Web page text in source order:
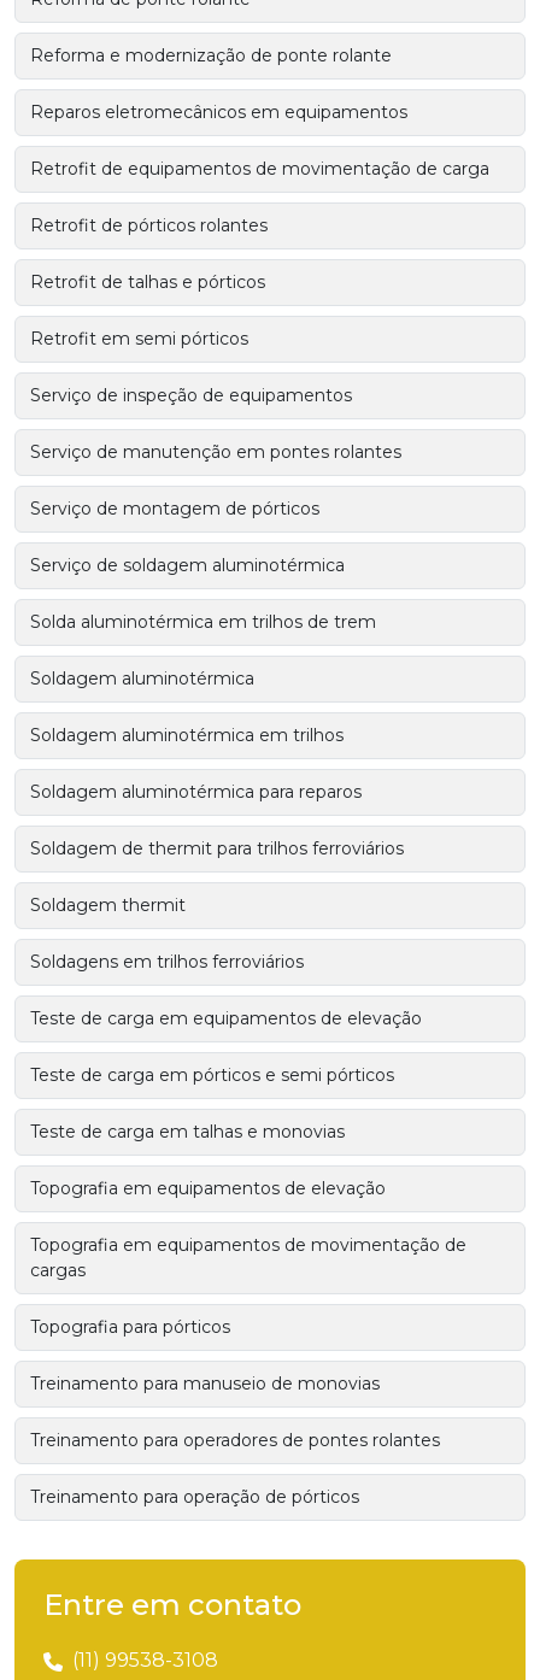
Reforma e modernização de ponte rolante
Reparos eletromecânicos em equipamentos
Retrofit de equipamentos de movimentação de carga
Retrofit de pórticos rolantes
Retrofit de talhas e pórticos
Retrofit em semi pórticos
Serviço de inspeção de equipamentos
Serviço de manutenção em pontes rolantes
Serviço de montagem de pórticos
Serviço de soldagem aluminotérmica
Solda aluminotérmica em trilhos de trem
Soldagem aluminotérmica
Soldagem aluminotérmica em trilhos
Soldagem aluminotérmica para reparos
Soldagem de thermit para trilhos ferroviários
Soldagem thermit
Soldagens em trilhos ferroviários
Teste de carga em equipamentos de elevação
Teste de carga em pórticos e semi pórticos
Teste de carga em talhas e monovias
Topografia em equipamentos de elevação
Topografia em equipamentos de movimentação de
cargas
Topografia para pórticos
Treinamento para manuseio de monovias
Treinamento para operadores de pontes rolantes
Treinamento para operação de pórticos
Entre em contato
(11) 99538-3108